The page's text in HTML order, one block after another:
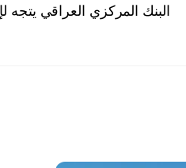
البنك المركزي العراقي يتجه